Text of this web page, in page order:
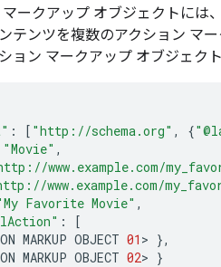
マークアップ オブジェクトには、
ンテンツを複数のアクション マ
ョン マークアップ オブジェク
: [ "http://schema.org" , {
"Movie" ,
www.example.com/
www.example.com/
Favorite Movie" ,
:
[
MARKUP OBJECT 01 > },
MARKUP OBJECT 02> }